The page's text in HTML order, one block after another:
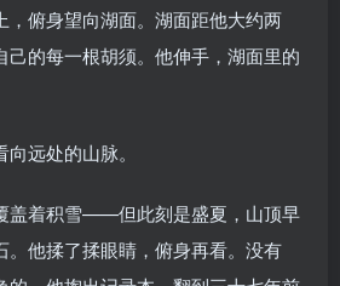
，俯身望向湖面。湖面距他大约两
己的每一根胡须。他伸手，湖面里的
远处的山脉。
盖着积雪——但此刻是盛夏，山顶早
。他揉了揉眼睛，俯身再看。没有